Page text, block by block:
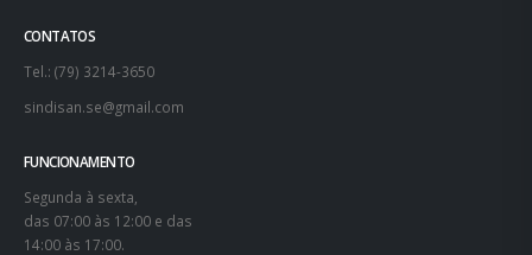
CONTATOS
Tel.: (79) 3214-3650
sindisan.se@gmail.com
FUNCIONAMENTO
Segunda à sexta,
das 07:00 às 12:00 e das
14:00 às 17:00.